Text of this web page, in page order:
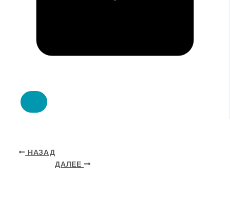
НАЗАД
ДАЛЕЕ